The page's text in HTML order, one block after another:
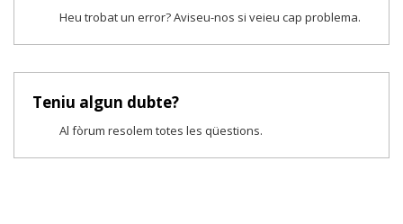
Heu trobat un error? Aviseu-nos si veieu cap problema.
Teniu algun dubte?
Al fòrum resolem totes les qüestions.